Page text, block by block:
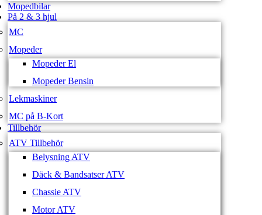
Mopedbilar
På 2 & 3 hjul
MC
Mopeder
Mopeder El
Mopeder Bensin
Lekmaskiner
MC på B-Kort
Tillbehör
ATV Tillbehör
Belysning ATV
Däck & Bandsatser ATV
Chassie ATV
Motor ATV